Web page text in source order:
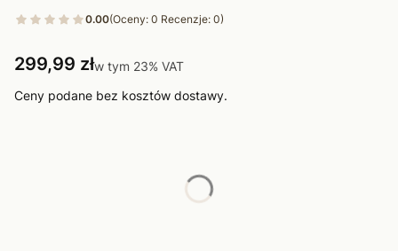
0.00(Oceny: 0 Recenzje: 0)
Cena
299,99 złw tym 23% VAT
w tym 23% VAT
Ceny podane bez kosztów dostawy.